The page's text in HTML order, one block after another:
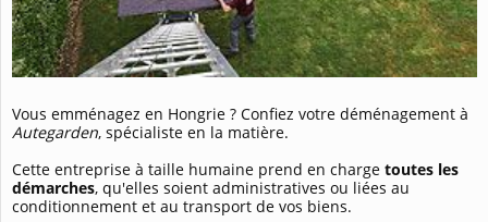
Vous emménagez en Hongrie ? Confiez votre déménagement à
Autegarden, spécialiste en la matière.
Cette entreprise à taille humaine prend en charge toutes les
démarches, qu'elles soient administratives ou liées au
conditionnement et au transport de vos biens.